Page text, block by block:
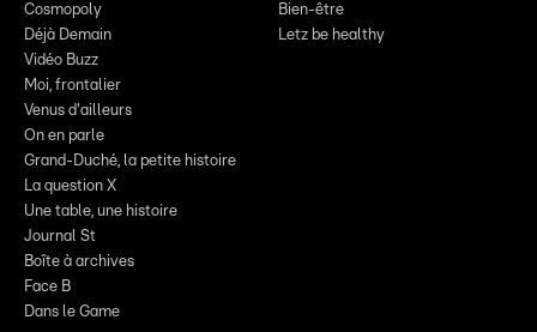
Cosmopoly
Déjà Demain
Vidéo Buzz
Moi, frontalier
Venus d'ailleurs
On en parle
Grand-Duché, la petite histoire
La question X
Une table, une histoire
Journal St
Boîte à archives
Face B
Dans le Game
Bien-être
Letz be healthy